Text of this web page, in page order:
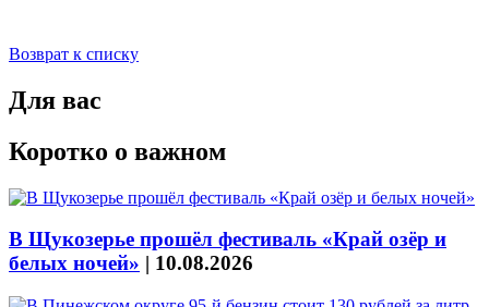
Возврат к списку
Для вас
Коротко о важном
В Щукозерье прошёл фестиваль «Край озёр и
белых ночей» | 10.08.2026